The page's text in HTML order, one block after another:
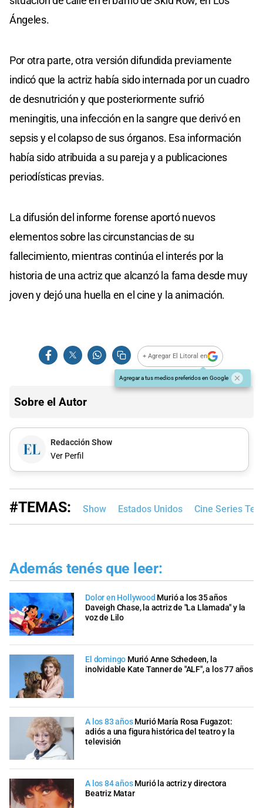
Ángeles.
Por otra parte, otra versión difundida previamente
indicó que la actriz había sido internada por un cuadro
de desnutrición y que posteriormente sufrió
meningitis, una infección en la sangre que derivó en
sepsis y el colapso de sus órganos. Esa información
había sido atribuida a su pareja y a publicaciones
periodísticas previas.
La difusión del informe forense aportó nuevos
elementos sobre las circunstancias de su
fallecimiento, mientras continúa el interés por la
historia de una actriz que alcanzó la fama desde muy
joven y dejó una huella en el cine y la animación.
+ Agregar El Litoral en
Agregar a tus medios preferidos en Google
Sobre el Autor
Redacción Show
Ver Perfil
#TEMAS: Show Estados Unidos Cine Series
Además tenés que leer:
Dolor en Hollywood Murió a los 35 años
Daveigh Chase, la actriz de "La Llamada" y la
voz de Lilo
El domingo Murió Anne Schedeen, la
inolvidable Kate Tanner de "ALF", a los 77 años
A los 83 años Murió María Rosa Fugazot:
adiós a una figura histórica del teatro y la
televisión
A los 84 años Murió la actriz y directora
Beatriz Matar